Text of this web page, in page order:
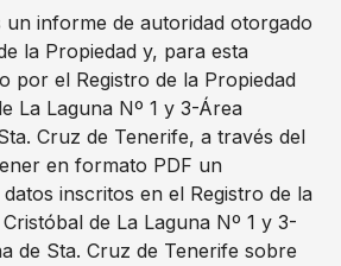
un informe de autoridad otorgado
la Propiedad y, para esta
por el Registro de la Propiedad
La Laguna Nº 1 y 3-Área
Cruz de Tenerife, a través del
en formato PDF un
inscritos en el Registro de la
de La Laguna Nº 1 y 3-
de Sta. Cruz de Tenerife sobre